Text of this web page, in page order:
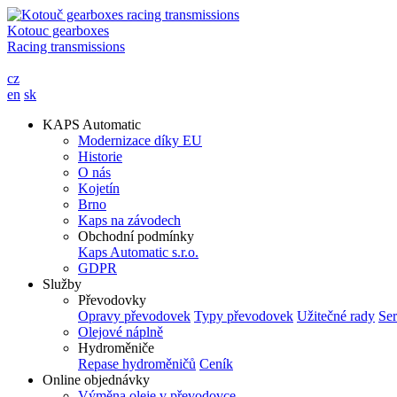
Kotouc gearboxes
Racing transmissions
cz
en sk
KAPS Automatic
Modernizace díky EU
Historie
O nás
Kojetín
Brno
Kaps na závodech
Obchodní podmínky
Kaps Automatic s.r.o.
GDPR
Služby
Převodovky
Opravy převodovek Typy převodovek Užitečné rady
Olejové náplně
Hydroměniče
Repase hydroměničů Ceník
Online objednávky